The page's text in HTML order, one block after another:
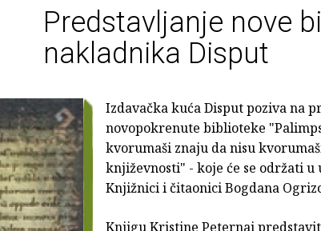
Predstavljanje nove
nakladnika Disput
Izdavačka kuća Disput poziva na
novopokrenute biblioteke
kvorumaši znaju da nisu
književnosti" - koje će se održati u
Knjižnici i čitaonici Bogdana
Knjigu Kristine Peternai